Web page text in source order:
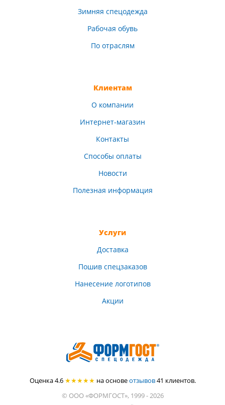
Оценка 4.6 ★★★★★ на основеотзывов41 клиентов.
© ООО «ФОРМГОСТ», 1999 - 2026
Зимняя спецодежда
Рабочая обувь
По отраслям
Клиентам
О компании
Интернет-магазин
Контакты
Способы оплаты
Новости
Полезная информация
Услуги
Доставка
Пошив спецзаказов
Нанесение логотипов
Акции